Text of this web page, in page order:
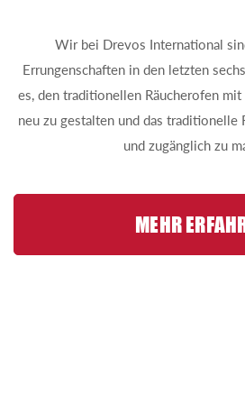
Wir bei Drevos International
Errungenschaften in den letzten
es, den traditionellen Räucherofen
neu zu gestalten und das traditionelle
und zugänglich zu
MEHR